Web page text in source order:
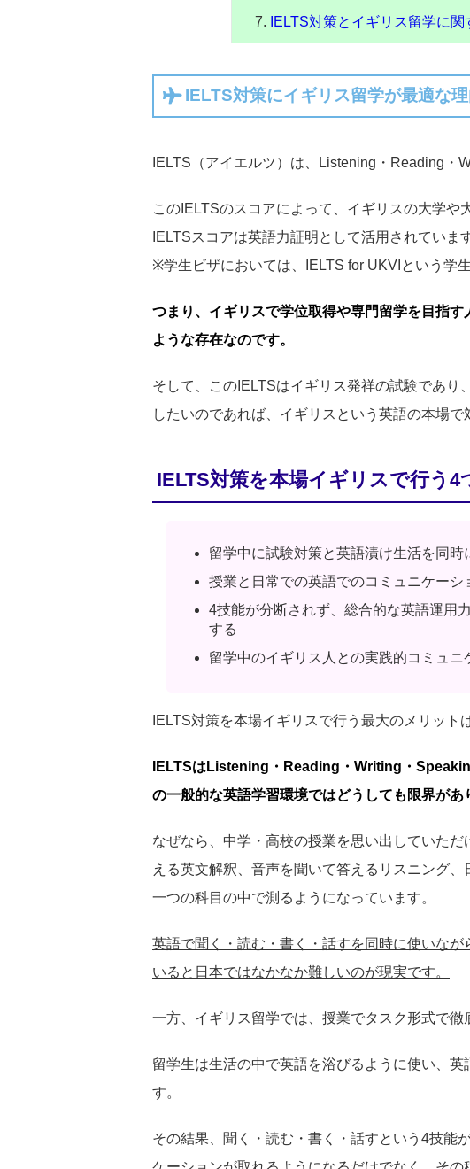
IELTS対策とイギリス留学に
IELTS対策にイギリス留学が最適な理
IELTS（アイエルツ）は、Listening・Reading・
このIELTSのスコアによって、イギリスの大学
IELTSスコアは英語力証明として活用されています
※学生ビザにおいては、IELTS for UKVIという学
つまり、イギリスで学位取得や専門留学を目指
ような存在なのです。
そして、このIELTSはイギリス発祥の試験であ
したいのであれば、イギリスという英語の本場
IELTS対策を本場イギリスで行う4
留学中に試験対策と英語漬け生活を同
授業と日常での英語でのコミュニケー
4技能が分断されず、総合的な英語運用
する
留学中のイギリス人との実践的コミュ
IELTS対策を本場イギリスで行う最大のメリッ
IELTSはListening・Reading・Writing・
の一般的な英語学習環境ではどうしても限界があ
なぜなら、中学・高校の授業を思い出していた
える英文解釈、音声を聞いて答えるリスニング
一つの科目の中で測るようになっています。
英語で聞く・読む・書く・話すを同時に使いな
いると日本ではなかなか難しいのが現実です。
一方、イギリス留学では、授業でタスク形式で
留学生は生活の中で英語を浴びるように使い、
す。
その結果、聞く・読む・書く・話すという4技能